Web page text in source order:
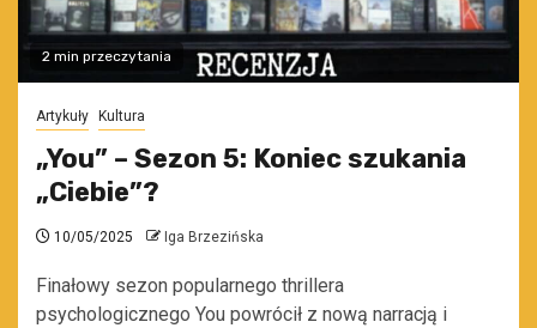
2 min przeczytania
Artykuły Kultura
„You” – Sezon 5: Koniec szukania
„Ciebie”?
10/05/2025 Iga Brzezińska
Finałowy sezon popularnego thrillera
psychologicznego You powrócił z nową narracją i